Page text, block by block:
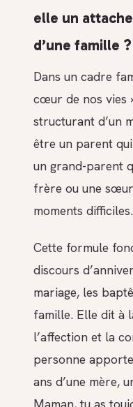
elle un
d’une famille ?
Dans un cadre
cœur de nos vies
structurant d’un
être un parent
un grand-parent
frère ou une
moments difficiles.
Cette formule
discours
mariage, les
famille. Elle dit à
l’affection et la
personne
ans d’une mère,